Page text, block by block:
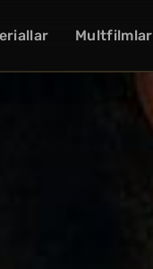
Multfilmlar